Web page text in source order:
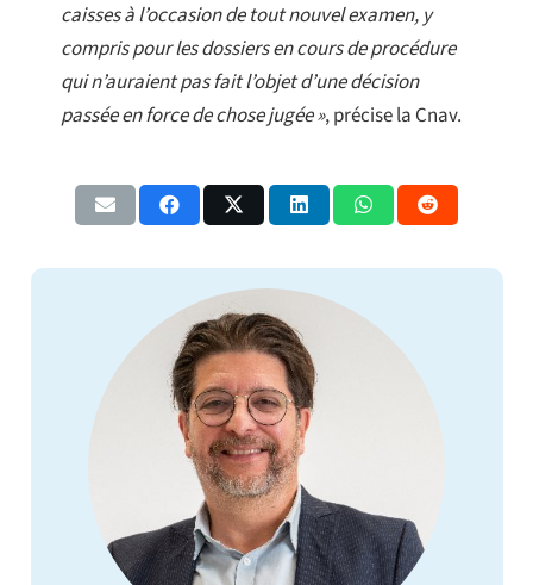
caisses à l’occasion de tout nouvel examen, y
compris pour les dossiers en cours de procédure
qui n’auraient pas fait l’objet d’une décision
passée en force de chose jugée », précise la Cnav.